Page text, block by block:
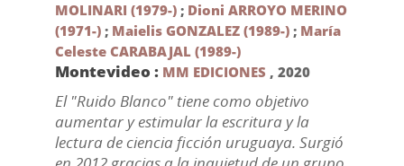
MOLINARI (1979-); Dioni ARROYO MERINO
(1971-); Maielis GONZALEZ (1989-); María
Celeste CARABAJAL (1989-)
Montevideo : MM EDICIONES , 2020
El "Ruido Blanco" tiene como objetivo
aumentar y estimular la escritura y la
lectura de ciencia ficción uruguaya. Surgió